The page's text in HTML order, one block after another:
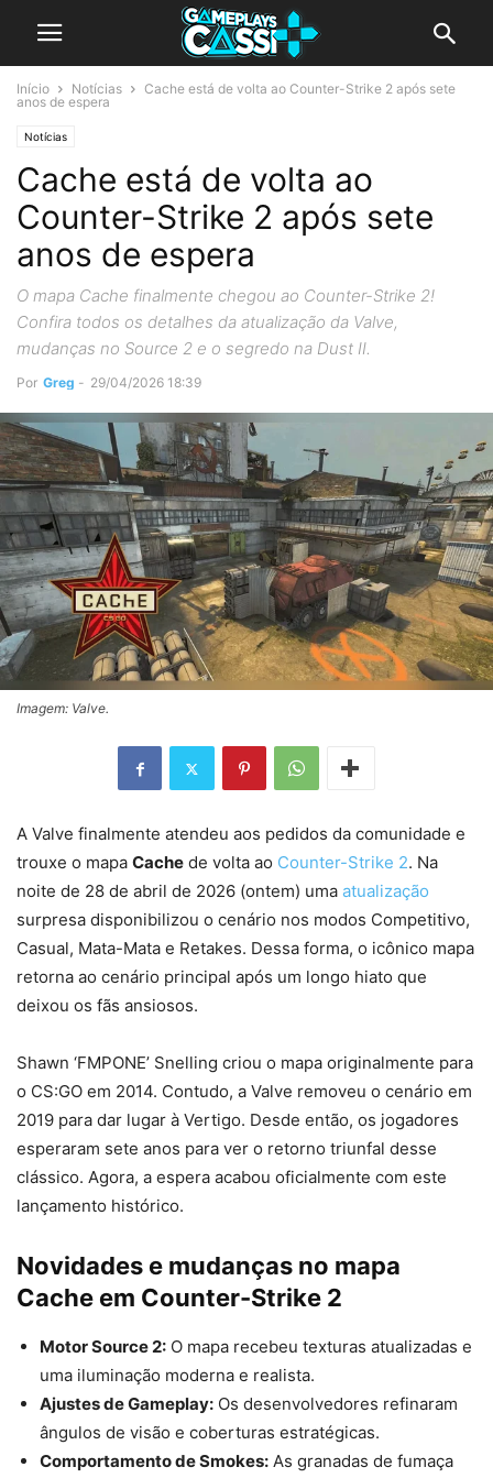
Início Notícias
Cache está de volta ao Counter-Strike 2 após sete
anos de espera
Notícias
Cache está de volta ao
Counter-Strike 2 após sete
anos de espera
O mapa Cache finalmente chegou ao Counter-Strike 2!
Confira todos os detalhes da atualização da Valve,
mudanças no Source 2 e o segredo na Dust II.
Por Greg - 29/04/2026 18:39
Imagem: Valve.
A Valve finalmente atendeu aos pedidos da comunidade e
trouxe o mapa Cache de volta ao Counter-Strike 2. Na
noite de 28 de abril de 2026 (ontem) uma atualização
surpresa disponibilizou o cenário nos modos Competitivo,
Casual, Mata-Mata e Retakes. Dessa forma, o icônico mapa
retorna ao cenário principal após um longo hiato que
deixou os fãs ansiosos.
Shawn ‘FMPONE’ Snelling criou o mapa originalmente para
o CS:GO em 2014. Contudo, a Valve removeu o cenário em
2019 para dar lugar à Vertigo. Desde então, os jogadores
esperaram sete anos para ver o retorno triunfal desse
clássico. Agora, a espera acabou oficialmente com este
lançamento histórico.
Novidades e mudanças no mapa
Cache em Counter-Strike 2
Motor Source 2: O mapa recebeu texturas atualizadas e
uma iluminação moderna e realista.
Ajustes de Gameplay: Os desenvolvedores refinaram
ângulos de visão e coberturas estratégicas.
Comportamento de Smokes: As granadas de fumaça